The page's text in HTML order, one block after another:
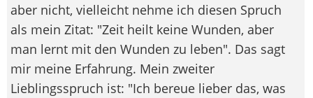
aber nicht, vielleicht nehme ich diesen Spruch
als mein Zitat: "Zeit heilt keine Wunden, aber
man lernt mit den Wunden zu leben". Das sagt
mir meine Erfahrung. Mein zweiter
Lieblingsspruch ist: "Ich bereue lieber das, was